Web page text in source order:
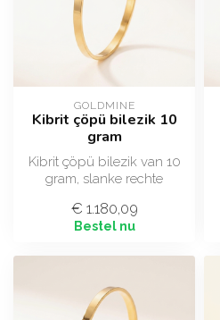
GOLDMINE
Kibrit çöpü bilezik 10
gram
Kibrit çöpü bilezik van 10
gram, slanke rechte
goud. D...
€ 1.180,09
Bestel nu